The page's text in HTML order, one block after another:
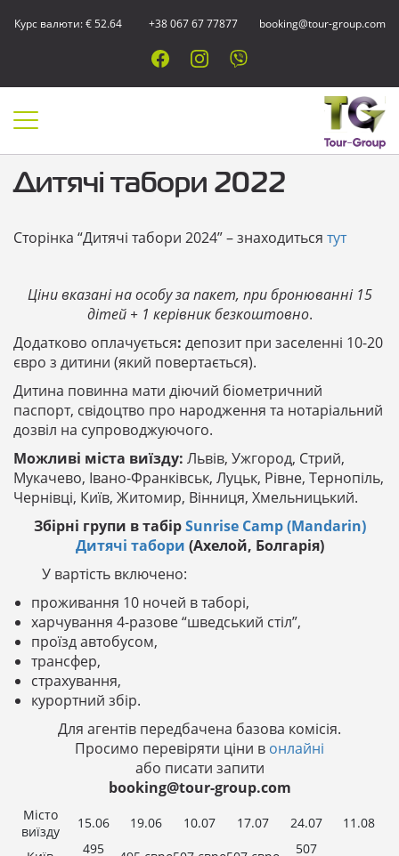
Курс валюти: € 52.64 +38 067 67 77877 booking@tour-group.com
Дитячі табори 2022
Сторінка “Дитячі табори 2024” – знаходиться тут
Ціни вказані на особу за пакет, при бронюванні 15
дітей + 1 керівник безкоштовно.
Додатково оплачується: депозит при заселенні 10-20
євро з дитини (який повертається).
Дитина повинна мати діючий біометричний
паспорт, свідоцтво про народження та нотаріальний
дозвіл на супроводжуючого.
Можливі міста виїзду: Львів, Ужгород, Стрий,
Мукачево, Івано-Франківськ, Луцьк, Рівне, Тернопіль,
Чернівці, Київ, Житомир, Вінниця, Хмельницький.
Збірні групи в табірSunrise Camp (Mandarin)
Дитячі табори (Ахелой, Болгарія)
У вартість включено:
проживання 10 ночей в таборі,
харчування 4-разове “шведський стіл”,
проїзд автобусом,
трансфер,
страхування,
курортний збір.
Для агентів передбачена базова комісія.
Просимо перевіряти ціни в онлайні
або писати запити
booking@tour-group.com
Місто
виїзду
15.06 19.06 10.07 17.07 24.07
11.08
495
507